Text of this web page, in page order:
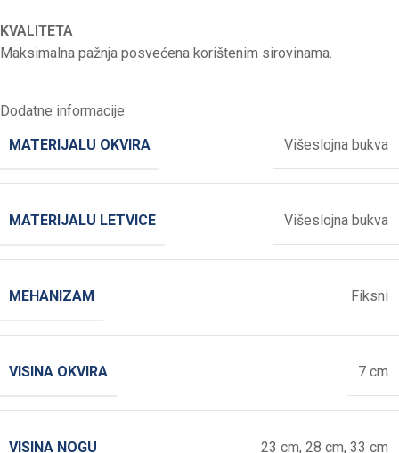
KVALITETA
Maksimalna pažnja posvećena korištenim sirovinama.
Dodatne informacije
MATERIJALU OKVIRA
Višeslojna bukva
MATERIJALU LETVICE Višeslojna bukva
MEHANIZAM Fiksni
VISINA OKVIRA 7 cm
VISINA NOGU 23 cm, 28 cm, 33 cm